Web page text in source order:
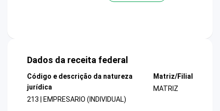
Dados da receita federal
Código e descrição da natureza
jurídica
213 | EMPRESARIO (INDIVIDUAL)
Matriz/Filial
MATRIZ